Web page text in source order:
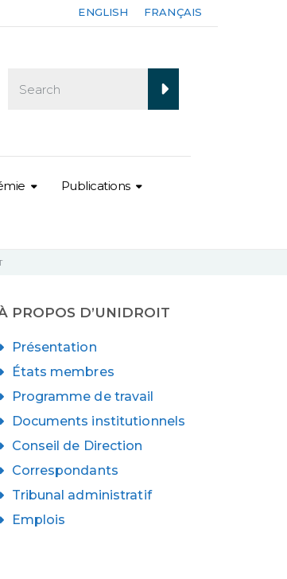
ENGLISH FRANÇAIS
Publications
PROPOS D’UNIDROIT
Présentation
États membres
Programme de travail
Documents institutionnels
Conseil de Direction
Correspondants
Tribunal administratif
Emplois